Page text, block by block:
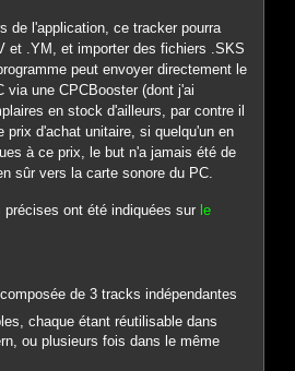
de l'application, ce tracker pourra
et .YM, et importer des fichiers .SKS
peut envoyer directement le
via une CPCBooster (dont j'ai
en stock d'ailleurs, par contre il
prix d'achat unitaire, si quelqu'un en
à ce prix, le but n'a jamais été de
sûr vers la carte sonore du PC.
ont été indiquées sur le
de 3 tracks indépendantes
chaque étant réutilisable dans
ou plusieurs fois dans le même